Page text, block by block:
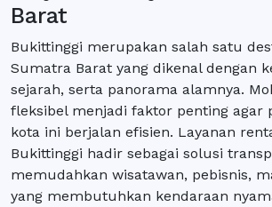
Barat
Bukittinggi merupakan salah satu
Sumatra Barat yang dikenal dengan
sejarah, serta panorama alamnya.
fleksibel menjadi faktor penting agar
kota ini berjalan efisien. Layanan
Bukittinggi hadir sebagai solusi
memudahkan wisatawan, pebisnis,
yang membutuhkan kendaraan